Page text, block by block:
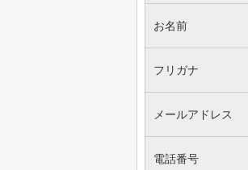
お名前
フリガナ
メールアドレス
電話番号